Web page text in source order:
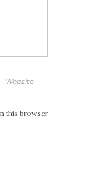
this browser